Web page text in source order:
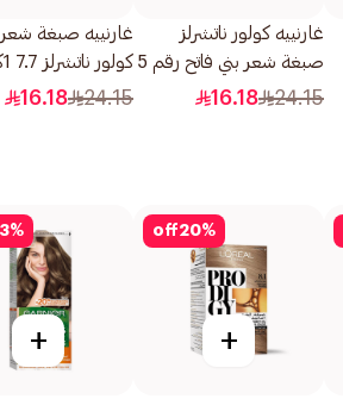
غارنييه كولور ناتشرلز
صبغة شعر بني فاتح رقم 5
1قطعة
24.15
16.18
غارنييه صبغة شعر
كولور ناتشرلز 7.7 1كبسولة
24.15
16.18
20%
off
+
%
+